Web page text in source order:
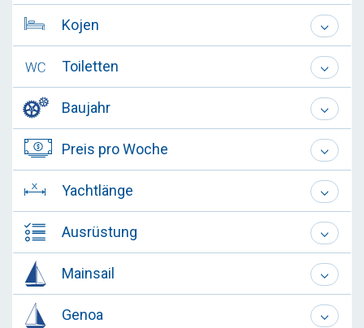
Kojen
Toiletten
Baujahr
Preis pro Woche
Yachtlänge
Ausrüstung
Mainsail
Genoa